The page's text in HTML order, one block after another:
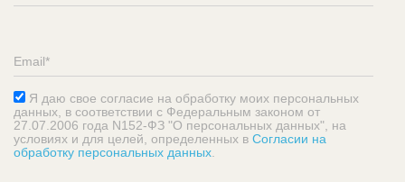
Я даю свое согласие на обработку моих персональных
данных, в соответствии с Федеральным законом от
27.07.2006 года N152-ФЗ "О персональных данных", на
условиях и для целей, определенных в Согласии на
обработку персональных данных.